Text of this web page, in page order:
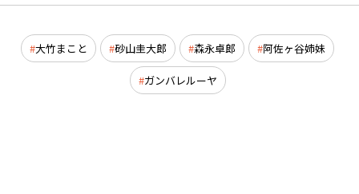
大竹まこと 砂山圭大郎 森永卓郎 阿佐ヶ谷姉妹
ガンバレルーヤ